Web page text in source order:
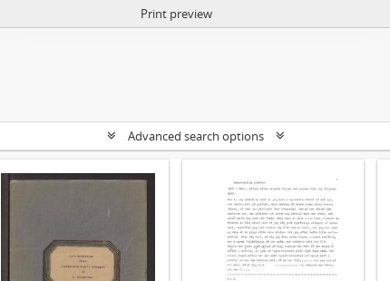
Print preview
Advanced search options